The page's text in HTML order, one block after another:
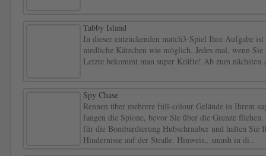
Tabby Island
In dieser entzückenden match3-Spiel Ihre Aufgabe
niedliche Kätzchen wie möglich. Jedes mal, wenn
Letzte bekommt man super Kräfte! Ab zum nächsten
Spy Chase
Rennen über mehrere full-colour Gelände in Ihrem
fangen die Spione, bevor Sie über die Grenze
für die Bombardierung Hubschrauber und halten Sie
Hindernisse auf der Straße. Hinweis,, smash in di..